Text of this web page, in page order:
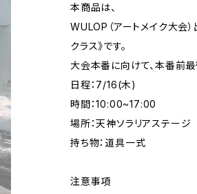
本商品は、
WULOP（アートメイク大会
クラス》です。
大会本番に向けて、本番前
日程：7/16(木)
時間：10:00~17:00
場所：天神ソラリアステージ
持ち物：道具一式
注意事項